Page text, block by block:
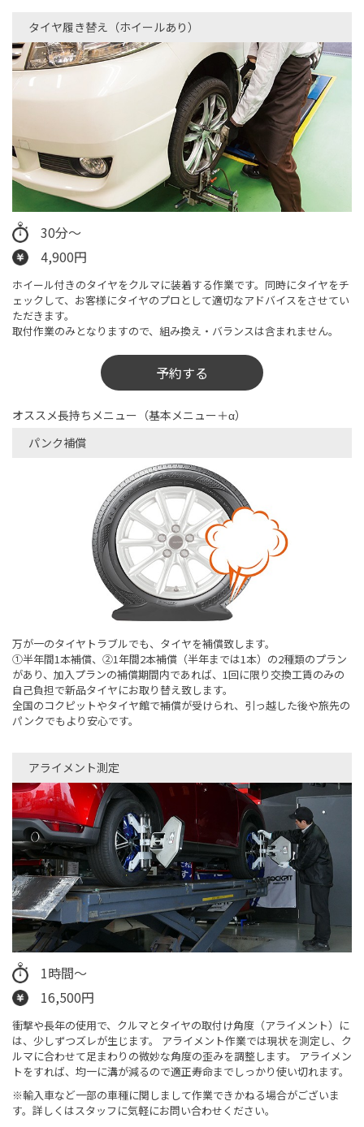
タイヤ履き替え（ホイールあり）​
30分～
4,900円
ホイール付きのタイヤをクルマに装着する作業です。同時にタイヤをチ
ェックして、お客様にタイヤのプロとして適切なアドバイスをさせてい
ただきます。
取付作業のみとなりますので、​組み換え・バランスは含まれません。
予約する
オススメ長持ちメニュー（基本メニュー＋α）
パンク補償
万が一のタイヤトラブルでも、タイヤを補償致します。
➀半年間1本補償、②1年間2本補償（半年までは1本）の2種類のプラン
があり、加入プランの補償期間内であれば、1回に限り交換工賃のみの
自己負担で新品タイヤにお取り替え致します。
全国のコクピットやタイヤ館で補償が受けられ、引っ越した後や旅先の
パンクでもより安心です。
アライメント測定
1時間～
16,500円
衝撃や長年の使用で、クルマとタイヤの取付け角度（アライメント）に
は、少しずつズレが生じます。 アライメント作業では現状を測定し、ク
ルマに合わせて足まわりの微妙な角度の歪みを調整します。 アライメン
トをすれば、均一に溝が減るので適正寿命までしっかり使い切れます。
※輸入車など一部の車種に関しまして作業できかねる場合がございま
す。詳しくはスタッフに気軽にお問い合わせください。